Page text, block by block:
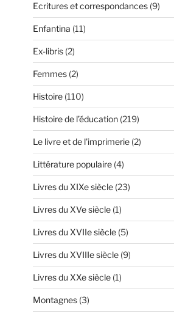
Ecritures et correspondances(9)
Enfantina (11)
Ex-libris(2)
Femmes(2)
Histoire(110)
Histoire de l’éducation(219)
Le livre et de l'imprimerie(2)
Littérature populaire(4)
Livres du XIXe siècle(23)
Livres du XVe siècle(1)
Livres du XVIIe siècle(5)
Livres du XVIIIe siècle(9)
Livres du XXe siècle(1)
Montagnes(3)